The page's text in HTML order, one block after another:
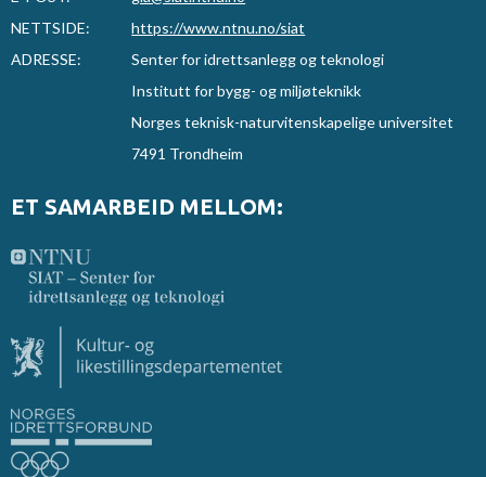
NETTSIDE:
https://www.ntnu.no/siat
ADRESSE:
Senter for idrettsanlegg og teknologi
Institutt for bygg- og miljøteknikk
Norges teknisk-naturvitenskapelige universitet
7491 Trondheim
ET SAMARBEID MELLOM: